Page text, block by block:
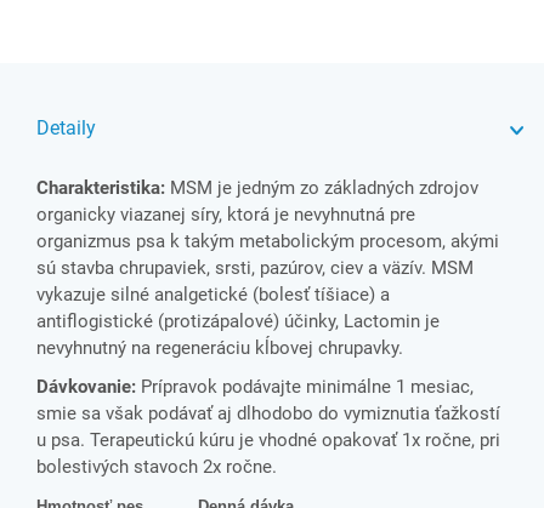
Detaily
Charakteristika: MSM je jedným zo základných zdrojov
organicky viazanej síry, ktorá je nevyhnutná pre
organizmus psa k takým metabolickým procesom, akými
sú stavba chrupaviek, srsti, pazúrov, ciev a väzív. MSM
vykazuje silné analgetické (bolesť tíšiace) a
antiflogistické (protizápalové) účinky, Lactomin je
nevyhnutný na regeneráciu kĺbovej chrupavky.
Dávkovanie: Prípravok podávajte minimálne 1 mesiac,
smie sa však podávať aj dlhodobo do vymiznutia ťažkostí
u psa. Terapeutickú kúru je vhodné opakovať 1x ročne, pri
bolestivých stavoch 2x ročne.